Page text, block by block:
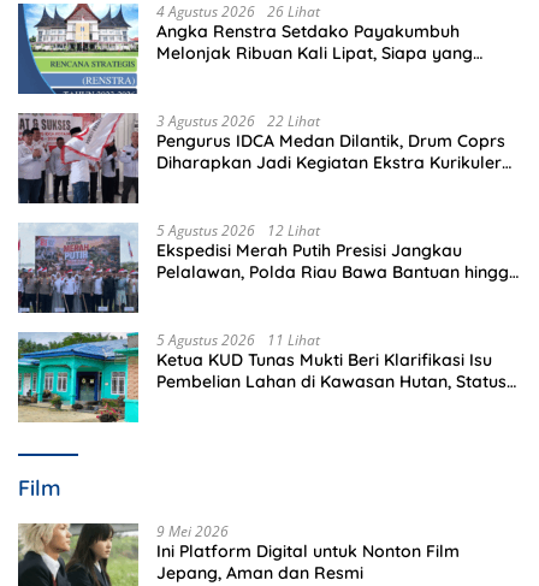
4 Agustus 2026 26 Lihat
Angka Renstra Setdako Payakumbuh
Melonjak Ribuan Kali Lipat, Siapa yang
3 Agustus 2026 22 Lihat
Pengurus IDCA Medan Dilantik, Drum Coprs
Diharapkan Jadi Kegiatan Ekstra Kurikuler
5 Agustus 2026 12 Lihat
Ekspedisi Merah Putih Presisi Jangkau
Pelalawan, Polda Riau Bawa Bantuan hingga
5 Agustus 2026 11 Lihat
Ketua KUD Tunas Mukti Beri Klarifikasi Isu
Pembelian Lahan di Kawasan Hutan, Status
Film
9 Mei 2026
Ini Platform Digital untuk Nonton Film
Jepang, Aman dan Resmi